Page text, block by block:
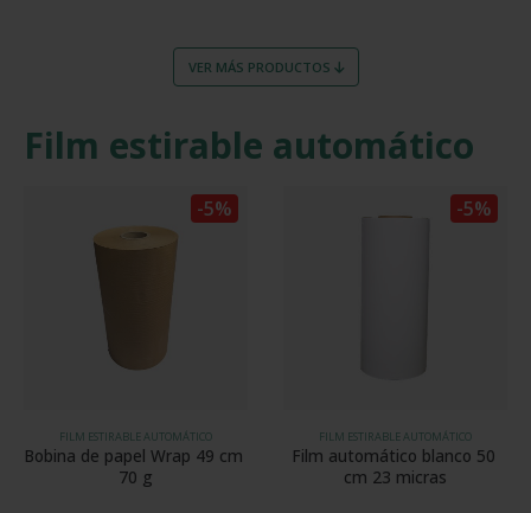
VER MÁS PRODUCTOS
Film estirable automático
FILM ESTIRABLE AUTOMÁTICO
Bobina de papel Wrap 49 cm
70 g
-5%
FILM ESTIRABLE AUTOMÁTICO
Film automático blanco 50
cm 23 micras
-5%